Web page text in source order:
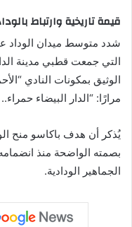
قيمة تاريخية وارتباط
شدد متوسط ميدان الوداد
التي جمعت قطبي مدينة
الوثيق بمكونات النادي
مرارًا: “الدار البيضاء
يُذكر أن هدف باكاسو منح
بصمته الواضحة منذ
الجماهير الودادية.